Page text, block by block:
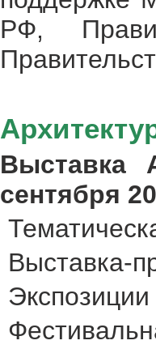
РФ,
Выставка
сентября
Выставка-